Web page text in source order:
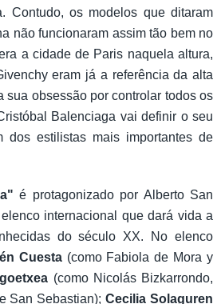
Contudo, os modelos que ditaram
não funcionaram assim tão bem no
a cidade de Paris naquela altura,
eram já a referência da alta
sua obsessão por controlar todos os
Balenciaga vai definir o seu
dos estilistas mais importantes de
é protagonizado por Alberto San
internacional que dará vida a
do século XX. No elenco
Cuesta(como Fabiola de Mora y
(como Nicolás Bizkarrondo,
San Sebastian);Cecilia Solaguren